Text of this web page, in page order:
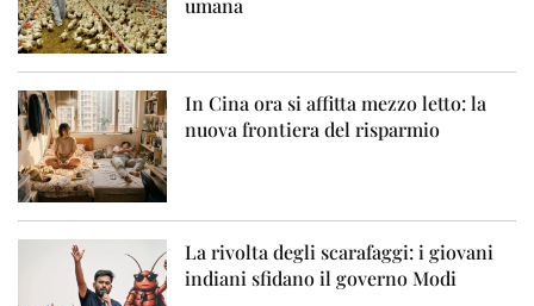
umana
In Cina ora si affitta mezzo letto: la
nuova frontiera del risparmio
La rivolta degli scarafaggi: i giovani
indiani sfidano il governo Modi